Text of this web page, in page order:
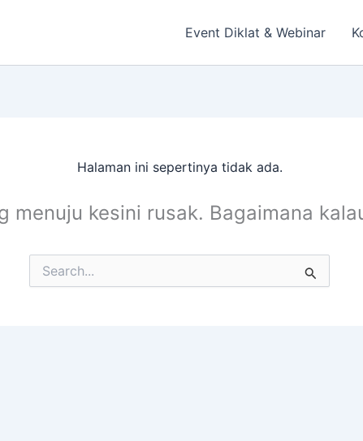
Event Diklat & Webinar
Halaman ini sepertinya tidak ada.
menuju kesini rusak. Bagaimana
Cari
untuk: